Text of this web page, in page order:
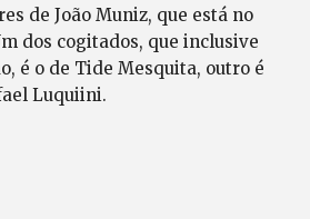
de João Muniz, que está no
dos cogitados, que inclusive
é o de Tide Mesquita, outro é
Luquiini.